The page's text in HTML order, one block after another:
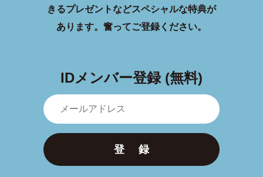
きるプレゼントなどスペシャルな特典が
あります。 奮ってご登録ください。
IDメンバー登録 (無料)
登 録